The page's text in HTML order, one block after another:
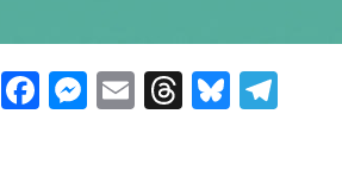
WhatsApp
Facebook
Messenger
EmailThreads
Bluesky